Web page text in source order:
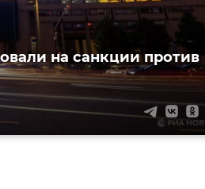
на санкции против